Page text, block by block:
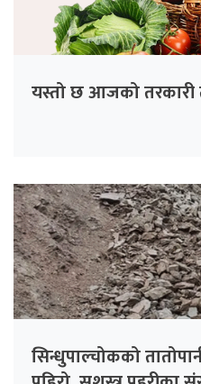
यस्तो छ आजको
सिन्धुपाल्चोकको